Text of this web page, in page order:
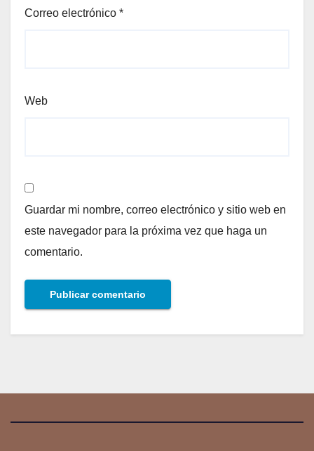
Correo electrónico *
Web
Guardar mi nombre, correo electrónico y sitio web en
este navegador para la próxima vez que haga un
comentario.